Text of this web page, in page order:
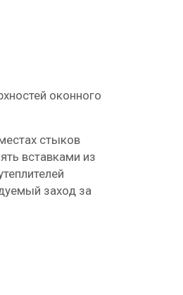
оконного
стыков
вставками из
заход за